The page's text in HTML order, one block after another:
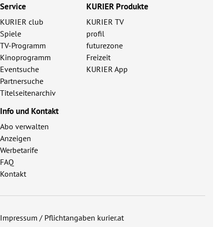
Service
KURIER club
Spiele
TV-Programm
Kinoprogramm
Eventsuche
Partnersuche
Titelseitenarchiv
KURIER Produkte
KURIER TV
profil
futurezone
Freizeit
KURIER App
Info und Kontakt
Abo verwalten
Anzeigen
Werbetarife
FAQ
Kontakt
Impressum / Pflichtangaben kurier.at